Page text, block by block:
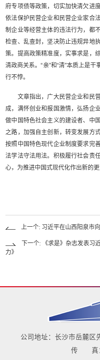
府专项债等政策，切实加快清欠进
依法保护民营企业和民营企业家合
制企业等经营主体的违法行为，都
检查、乱查封，坚决防止违规异地
策。提高政策精准度，实事求是，
清政商关系。“亲”和“清”本质上是
行不悖。
文章指出，广大民营企业和民营
成，满怀创业和报国激情，弘扬企
做中国特色社会主义的建设者、中
之路，加强自主创新，转变发展方
按照中国特色现代企业制度要求完
法学法守法用法。积极履行社会责
心，为推进中国式现代化作出新的更
上一个: 习近平在山西阳泉市
下一个: 《求是》杂志发表习
力》
公司地址：长沙市岳麓区
传 真：